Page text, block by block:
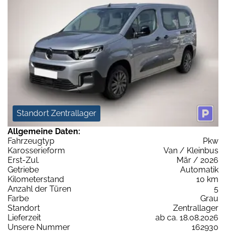
Standort Zentrallager
Allgemeine Daten:
Fahrzeugtyp
Pkw
Karosserieform
Van / Kleinbus
Erst-Zul.
Mär / 2026
Getriebe
Automatik
Kilometerstand
10 km
Anzahl der Türen
5
Farbe
Grau
Standort
Zentrallager
Lieferzeit
ab ca. 18.08.2026
Unsere Nummer
162930